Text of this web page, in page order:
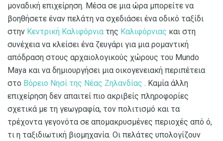
μοναδική επιχείρηση. Μέσα σε μια ώρα μπορείτε να
βοηθήσετε έναν πελάτη να σχεδιάσει ένα οδικό ταξίδι
στην Κεντρική Καλιφόρνια της Καλιφόρνιας και στη
συνέχεια να κλείσει ένα ζευγάρι για μια ρομαντική
απόδραση στους αρχαιολογικούς χώρους του Mundo
Maya και να δημιουργήσει μια οικογενειακή περιπέτεια
στο Βόρειο Νησί της Νέας Ζηλανδίας . Καμία άλλη
επιχείρηση δεν απαιτεί πιο ακριβείς πληροφορίες
σχετικά με τη γεωγραφία, τον πολιτισμό και τα
τρέχοντα γεγονότα σε απομακρυσμένες περιοχές από ό,
τι η ταξιδιωτική βιομηχανία. Οι πελάτες υπολογίζουν